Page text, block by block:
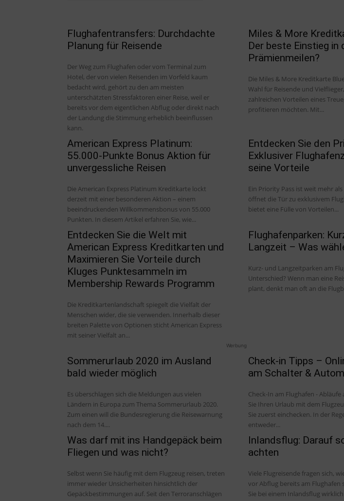
Flughafentransfers: Durchdachte
Planung für Reisende
Der Weg zum Flughafen oder vom Terminal zum
Hotel, der von vielen Reisenden im Vorfeld kaum
bedacht wird, gehört zu den am meisten
unterschätzten Stressfaktoren einer Reise, weil er
bereits vor dem eigentlichen Abflug oder direkt nach
der Landung die Stimmung erheblich beeinflussen
kann.
Miles & More
Der beste Einstieg in
Prämienmeilen?
Die Miles & More Kreditkarte
Wahl für Reisende und
zahlreichen Vorteilen eines
profitieren möchten. Mit...
American Express Platinum:
55.000-Punkte Bonus Aktion für
unvergessliche Reisen
Die American Express Platinum Kreditkarte lockt
derzeit mit einer besonderen Aktion – einem
beeindruckenden Willkommensbonus von 55.000
Punkten. In diesem Artikel erfahren Sie, wie...
Entdecken Sie den
Exklusiver
seine Vorteile
Ein Priority Pass ist weit mehr
öffnet die Tür zu exklusivem
bietet eine Fülle von Vorteilen...
Entdecken Sie die Welt mit
American Express Kreditkarten und
Maximieren Sie Vorteile durch
Kluges Punktesammeln im
Membership Rewards Programm
Die Kreditkartenlandschaft spiegelt die Vielfalt der
Menschen wider, die sie verwenden. Innerhalb dieser
breiten Palette von Optionen sticht American Express
mit seiner Vielfalt an...
Flughafenparken:
Langzeit – Was
Kurz- und Langzeitparken am
Unterschied? Wenn man eine Reise mit dem Flugzeug
plant, denkt man oft an die
Werbung
Sommerurlaub 2020 im Ausland
bald wieder möglich
Es überschlagen sich die Meldungen aus vielen
Ländern in Europa zum Thema Sommerurlaub 2020.
Zum einen will die Bundesregierung die Reisewarnung
nach dem 14....
Check-in Tipps –
am Schalter &
Check-In am Flughafen - Abläufe am
Sie Ihren Urlaub mit dem
Sie zuerst einchecken. In der
entweder...
Was darf mit ins Handgepäck beim
Fliegen und was nicht?
Selbst wenn Sie häufig mit dem Flugzeug reisen, treten
immer wieder Unsicherheiten hinsichtlich der
Gepäckbestimmungen auf. Seit den Terroranschlägen
Inlandsflug: Darauf
achten
Viele Flugreisende fragen sich,
vor Abflug bereits am Flughafen
Sie bei einem Inlandsflug wirklich